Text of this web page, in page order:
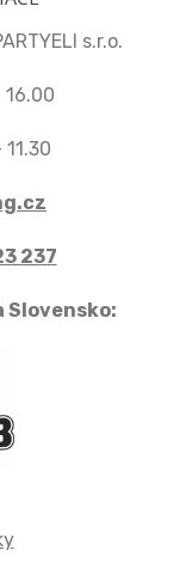
s.r.o.
237
Slovensko: